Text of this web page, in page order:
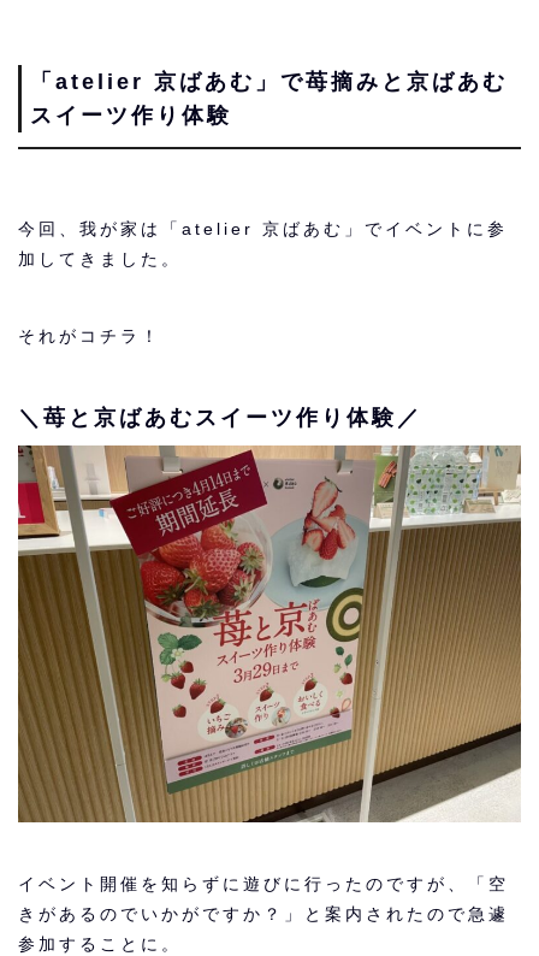
「atelier 京ばあむ」で苺摘みと京ばあむ
スイーツ作り体験
今回、我が家は「atelier 京ばあむ」でイベントに参
加してきました。
それがコチラ！
＼苺と京ばあむスイーツ作り体験 ／
イベント開催を知らずに遊びに行ったのですが、「空
きがあるのでいかがですか？」と案内されたので急遽
参加することに。